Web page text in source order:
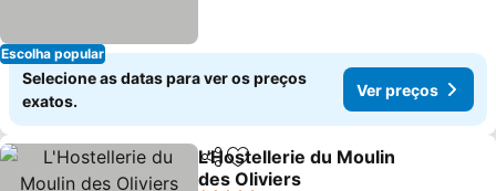
Escolha popular
Selecione as datas para ver os preços
exatos.
Ver preços
PartilharAdicionar aos favoritos
L'Hostellerie du Moulin
des Oliviers